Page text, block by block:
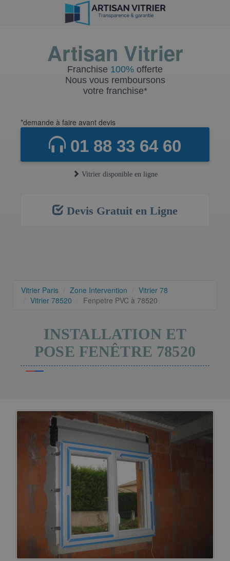
Artisan Vitrier
Franchise 100% offerte
Nous vous remboursons
votre franchise*
*demande à faire avant devis
01 88 33 64 60
Vitrier disponible en ligne
Devis Gratuit en Ligne
Vitrier Paris Zone Intervention
Vitrier 78
Vitrier 78520
Fenpetre PVC à 78520
INSTALLATION ET
POSE FENÊTRE 78520